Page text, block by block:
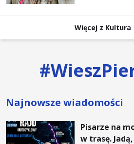
Więcej z Kultura
#
Najnowsze wiadomości
Pisarze na
w trasę.